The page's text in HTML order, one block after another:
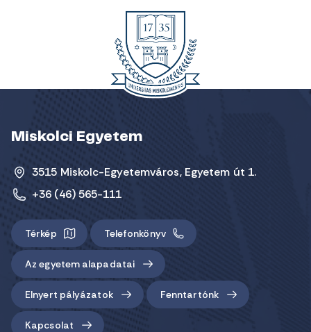
Miskolci Egyetem
3515 Miskolc-Egyetemváros, Egyetem út 1.
+36 (46) 565-111
Térkép Telefonkönyv
Az egyetem alapadatai
Elnyert pályázatok Fenntartónk
Kapcsolat